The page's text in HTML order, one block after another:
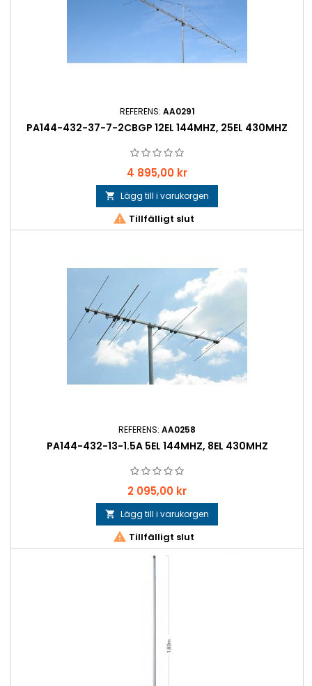
REFERENS: AA0291
PA144-432-37-7-2CBGP 12EL 144MHZ, 25EL 430MHZ
Pris
4 895,00 kr
 Lägg till i varukorgen
 Tillfälligt slut
REFERENS: AA0258
PA144-432-13-1.5A 5EL 144MHZ, 8EL 430MHZ
Pris
2 095,00 kr
 Lägg till i varukorgen
 Tillfälligt slut